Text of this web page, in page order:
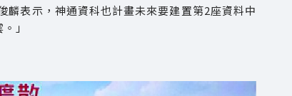
表示，神通資科也計畫未來要建置第2座資料中
」